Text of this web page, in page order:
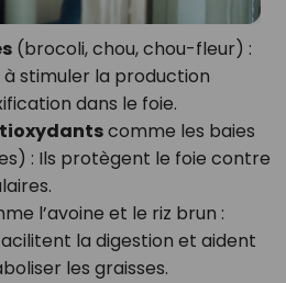
(brocoli, chou, chou-fleur) :
stimuler la production
dans le foie.
comme les baies
: Ils protègent le foie contre
l’avoine et le riz brun :
la digestion et aident
les graisses.